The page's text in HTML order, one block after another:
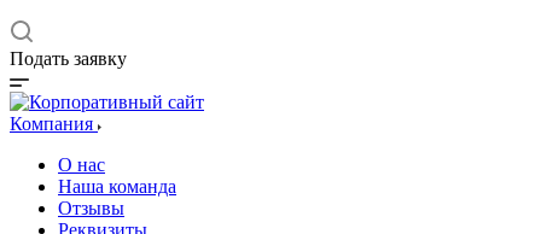
Подать заявку
Компания
О нас
Наша команда
Отзывы
Реквизиты